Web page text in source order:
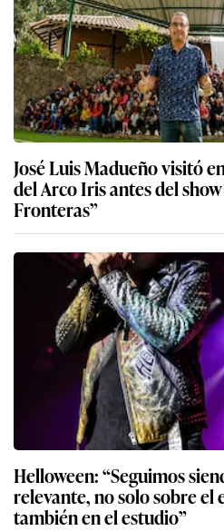
José Luis Madueño visitó
del Arco Iris antes del
Fronteras”
Helloween: “Seguimos
relevante, no solo sobre el
también en el estudio”